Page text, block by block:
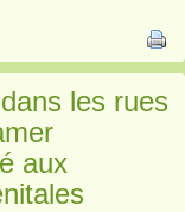
les rues
aux